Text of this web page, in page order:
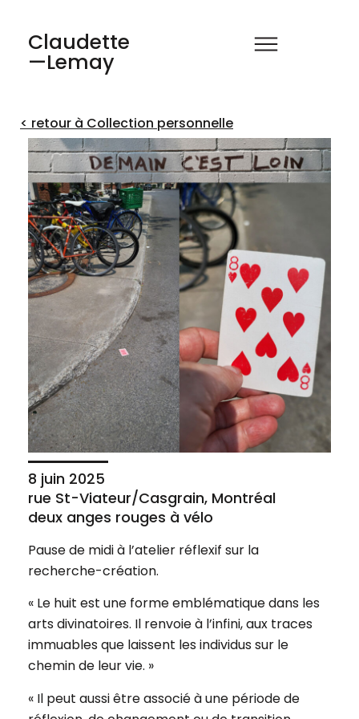
Claudette
—Lemay
< retour à Collection personnelle
8 juin 2025
rue St-Viateur/Casgrain, Montréal
deux anges rouges à vélo
Pause de midi à l’atelier réflexif sur la
recherche-création.
« Le huit est une forme emblématique dans les
arts divinatoires. Il renvoie à l’infini, aux traces
immuables que laissent les individus sur le
chemin de leur vie. »
« Il peut aussi être associé à une période de